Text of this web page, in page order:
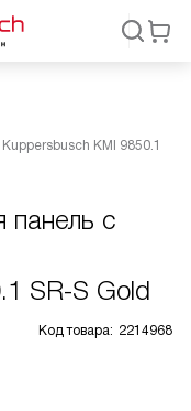
KMI 9850.1
панель с
SR-S Gold
Код товара: 2214968